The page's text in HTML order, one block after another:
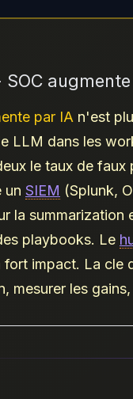
par IA n'est
LLM dans les
le taux de
un SIEM (Splunk,
la summarization
playbooks. Le
impact. La cle
mesurer les